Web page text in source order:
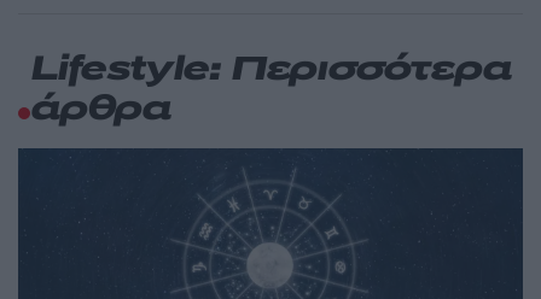
Lifestyle: Περισσότερα
άρθρα